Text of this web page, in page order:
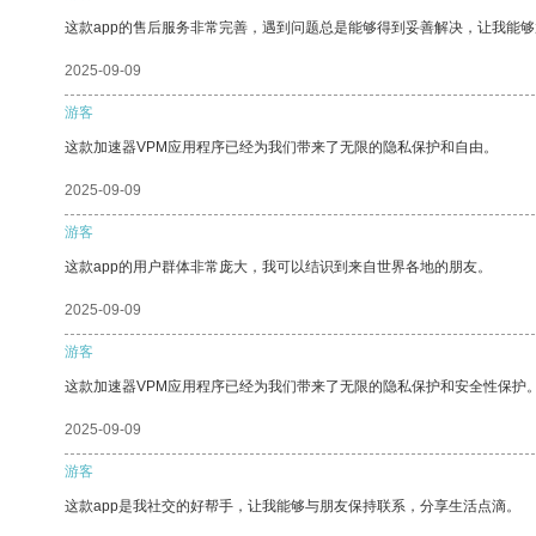
这款app的售后服务非常完善，遇到问题总是能够得到妥善解决，让我能够
2025-09-09
游客
这款加速器VPM应用程序已经为我们带来了无限的隐私保护和自由。
2025-09-09
游客
这款app的用户群体非常庞大，我可以结识到来自世界各地的朋友。
2025-09-09
游客
这款加速器VPM应用程序已经为我们带来了无限的隐私保护和安全性保护。
2025-09-09
游客
这款app是我社交的好帮手，让我能够与朋友保持联系，分享生活点滴。